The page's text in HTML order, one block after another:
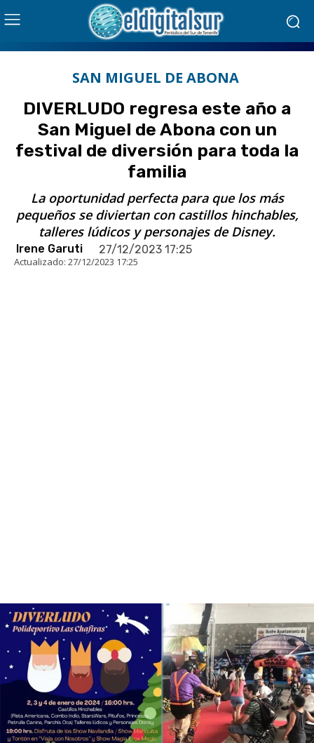
SAN MIGUEL DE ABONA
DIVERLUDO regresa este año a
San Miguel de Abona con un
festival de diversión para toda la
familia
La oportunidad perfecta para que los más
pequeños se diviertan con castillos hinchables,
talleres lúdicos y personajes de Disney.
Irene Garuti 27/12/2023 17:25
Actualizado: 27/12/2023 17:25